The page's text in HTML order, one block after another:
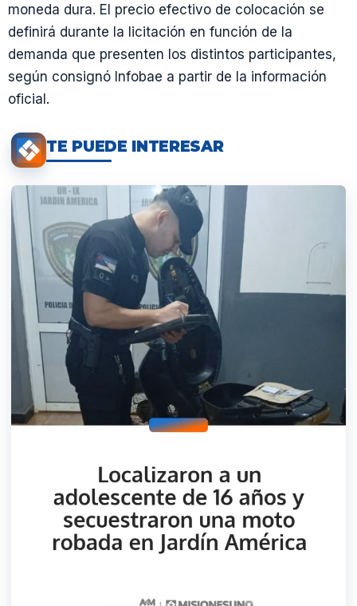
moneda dura. El precio efectivo de colocación se
definirá durante la licitación en función de la
demanda que presenten los distintos participantes,
según consignó Infobae a partir de la información
oficial.
TE PUEDE INTERESAR